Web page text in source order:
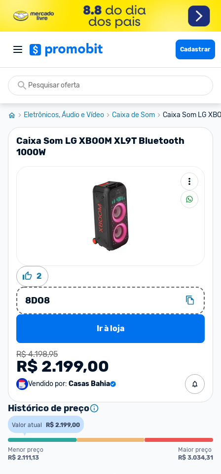
Cadastrar
Eletrônicos, Áudio e Vídeo Caixa de Som Caixa Som LG
Caixa Som LG XBOOM XL9T Bluetooth
1000W
2
8DO8
Ir à loja
R$ 4.198,95
R$ 2.199,00
Vendido por: Casas Bahia
Histórico de preço
Valor atual R$ 2.199,00
Menor preço
R$ 2.111,13
Maior preço
R$ 3.034,31